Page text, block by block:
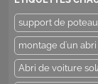
support de
montage d'un
Abri de voiture